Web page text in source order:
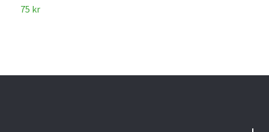
75 kr